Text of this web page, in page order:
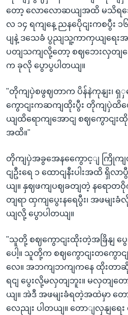
တော့ လောလောဆယျအထိ မသိရသ
လ ၁၄ ရကျနေ့ ညနပေိုငျးကစပွီး
ပျနဲ့ ဒသေခံ ပွညျသူ့ကာကှယျရေ
ပတျသကျလို့တော့ စဈဘေးလှတျအ
က ခုလို ပွောပွပါတယျ။
"တိုကျပှဲစဖွဈတာက ပိန်နဲကုနျး၊ ရှှ
ကွောငျးကဆကျထိုးပွီး တိုကျပှဲထိ
ယျထိရောကျအောငျ စဈကွောငျ
အထိ။"
တိုကျပှဲအခွအေနကွေောင့ျ ကြိုကျ
ငျဦးရေ ၁ ထောငျနီးပါးအထိ ရှိ
ယျ။ နှဈဖကျပဈခတျတဲ့ နရော
တျရာ ထှကျပွေးနရေပွီး၊ အဖမျ
ယျလို့ ပွောပါတယျ။
"သူတို့ စဈကွောငျးထိုးတဲ့အခြိနျ ပွ
ပေါ့။ သူတို့က စဈကွောငျးတကွော
လေ။ အဘကျဘကျကနေ ထိုးတာ
ရငျ ပွေးလို့မလှတျဘူး။ မလှတျတ
ယျ။ အဲဒီ အဖမျးခံရတဲ့အထဲမှာ တ
လေညျး ပါတယျ။ တောျလှနျရ